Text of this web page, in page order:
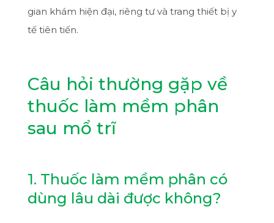
gian khám hiện đại, riêng tư và trang thiết bị y
tế tiên tiến.
Câu hỏi thường gặp về
thuốc làm mềm phân
sau mổ trĩ
1. Thuốc làm mềm phân có
dùng lâu dài được không?